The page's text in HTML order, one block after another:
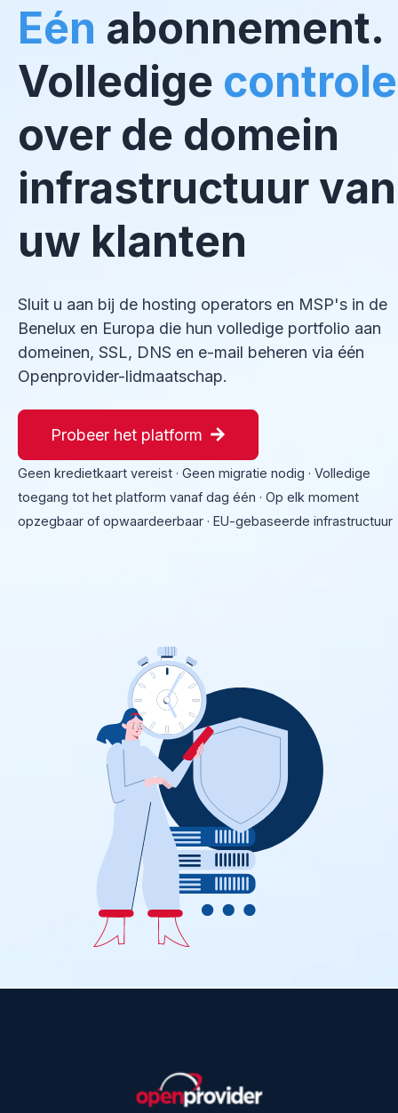
Eén abonnement.
Volledige controle
over de domein
infrastructuur van
uw klanten
Sluit u aan bij de hosting operators en MSP's in de
Benelux en Europa die hun volledige portfolio aan
domeinen, SSL, DNS en e-mail beheren via één
Openprovider-lidmaatschap.
Probeer het platform
Geen kredietkaart vereist · Geen migratie nodig · Volledige
toegang tot het platform vanaf dag één · Op elk moment
opzegbaar of opwaardeerbaar · EU-gebaseerde infrastructuur